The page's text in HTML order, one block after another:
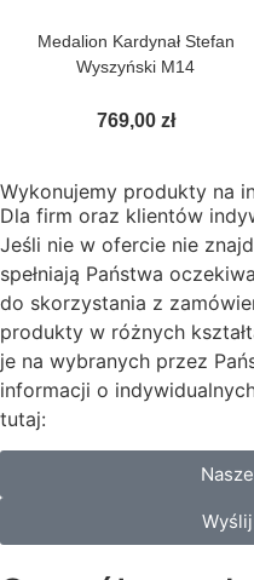
Medalion Kardynał Stefan
Wyszyński M14
769,00 zł
Wykonujemy produkty na
Dla firm oraz klientów
Jeśli nie w ofercie nie
spełniają Państwa
do skorzystania z
produkty w różnych
je na wybranych przez
informacji o
tutaj: